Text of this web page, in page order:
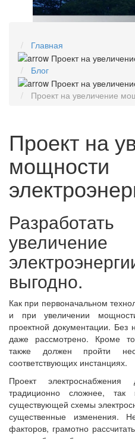
Главная
Блог
Проект на увеличение
Проект на
мощности
выгодно.
Как при первоначальном
и при увеличении
проектной документации.
даже рассмотрено. Кроме
также должен пройти
соответствующих инстанциях.
Проект
традиционно сложнее,
существующей схемы
существенные изменения.
факторов, грамотно